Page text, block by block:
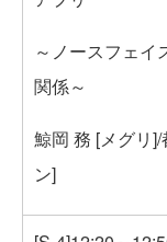
～ノースフェイ
関係～
鯨岡 務 [メグリ
ン]